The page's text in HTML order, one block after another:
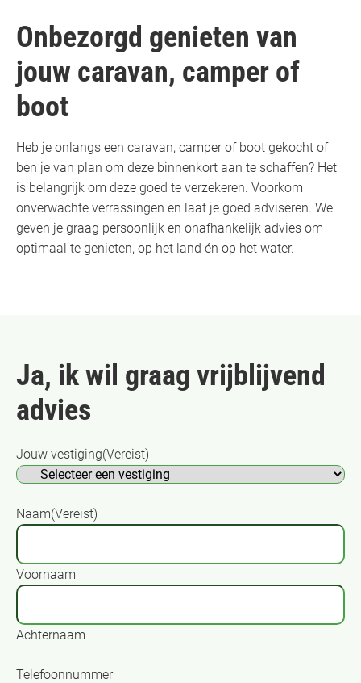
Onbezorgd genieten van
jouw caravan, camper of
boot
Heb je onlangs een caravan, camper of boot gekocht of
ben je van plan om deze binnenkort aan te schaffen? Het
is belangrijk om deze goed te verzekeren. Voorkom
onverwachte verrassingen en laat je goed adviseren. We
geven je graag persoonlijk en onafhankelijk advies om
optimaal te genieten, op het land én op het water.
Ja, ik wil graag vrijblijvend
advies
Jouw vestiging(Vereist)
Naam(Vereist)
Voornaam
Achternaam
Telefoonnummer